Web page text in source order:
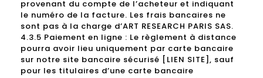
provenant du compte de l’acheteur et indiquant
le numéro de la facture. Les frais bancaires ne
sont pas à la charge d’ART RESEARCH PARIS SAS.
4.3.5 Paiement en ligne : Le règlement à distance
pourra avoir lieu uniquement par carte bancaire
sur notre site bancaire sécurisé [LIEN SITE], sauf
pour les titulaires d’une carte bancaire